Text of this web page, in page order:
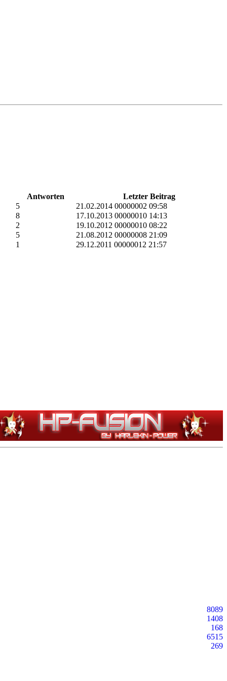
Antworten
Letzter Beitrag
5
21.02.2014 00000002 09:58
8
17.10.2013 00000010 14:13
2
19.10.2012 00000010 08:22
5
21.08.2012 00000008 21:09
1
29.12.2011 00000012 21:57
8089
1408
168
6515
269